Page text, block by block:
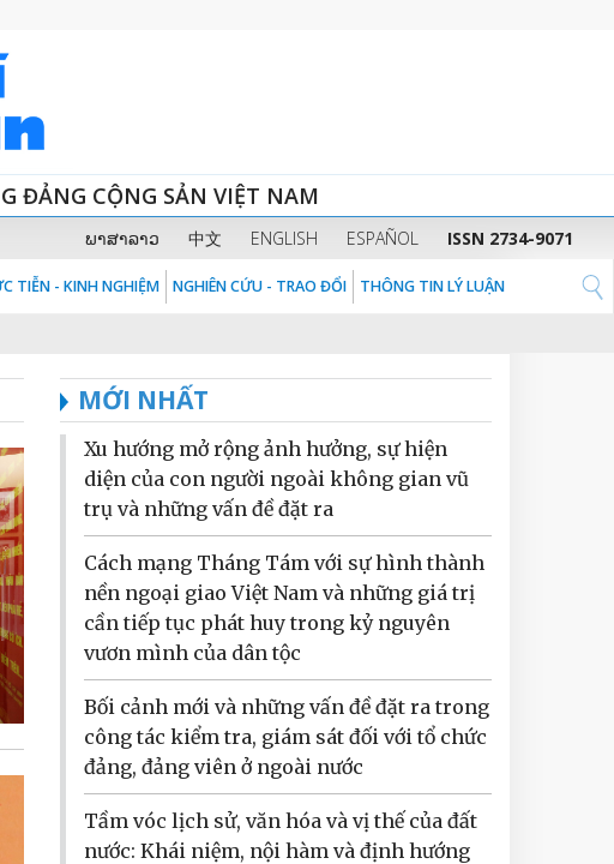
ĐẢNG CỘNG SẢN VIỆT NAM
ພາສາລາວ 中文 ENGLISH ESPAÑOL ISSN 2734-9071
TIỄN - KINH NGHIỆM NGHIÊN CỨU - TRAO ĐỔI THÔNG TIN LÝ LUẬN
MỚI NHẤT
Xu hướng mở rộng ảnh hưởng, sự hiện
diện của con người ngoài không gian vũ
trụ và những vấn đề đặt ra
Cách mạng Tháng Tám với sự hình thành
nền ngoại giao Việt Nam và những giá trị
cần tiếp tục phát huy trong kỷ nguyên
vươn mình của dân tộc
Bối cảnh mới và những vấn đề đặt ra trong
công tác kiểm tra, giám sát đối với tổ chức
đảng, đảng viên ở ngoài nước
Tầm vóc lịch sử, văn hóa và vị thế của đất
nước: Khái niệm, nội hàm và định hướng